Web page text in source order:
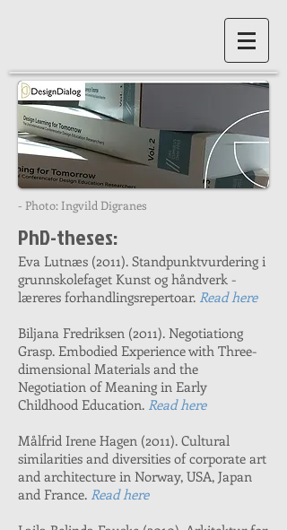
- Photo: Ingvild Digranes
PhD-theses:
Eva Lutnæs (2011). Standpunktvurdering i
grunnskolefaget Kunst og håndverk -
læreres forhandlingsrepertoar. Read here
Biljana Fredriksen (2011). Negotiationg
Grasp. Embodied Experience with Three-
dimensional Materials and the
Negotiation of Meaning in Early
Childhood Education. Read here
Målfrid Irene Hagen (2011). Cultural
similarities and diversities of corporate art
and architecture in Norway, USA, Japan
and France. Read here